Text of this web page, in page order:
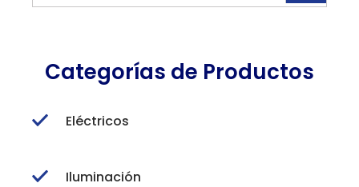
Categorías de Productos
Eléctricos
Iluminación